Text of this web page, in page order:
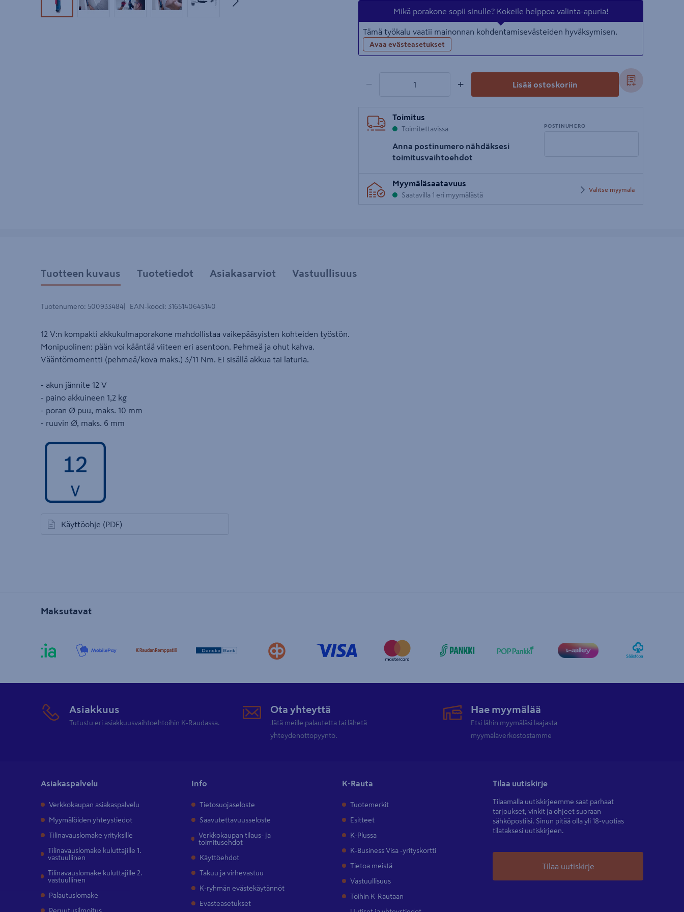
Tuotekuva 1Tuotekuva 2Tuotekuva 3Tuotekuva 4Tuotekuva 5
Mikä porakone sopii sinulle? Kokeile helppoa valinta-apuria!
Tämä työkalu vaatii mainonnan kohdentamisevästeiden hyväksymisen.
Avaa evästeasetukset
− + Lisää ostoskoriin
Toimitus
Toimitettavissa
Anna postinumero nähdäksesi
toimitusvaihtoehdot
POSTINUMERO
postinumero
Myymäläsaatavuus
Saatavilla 1 eri myymälästä
Valitse myymälä
Tuotteen kuvaus Tuotetiedot Asiakasarviot Vastuullisuus
Tuotenumero: 500933484 EAN-koodi: 3165140645140
12 V:n kompakti akkukulmaporakone mahdollistaa vaikepääsyisten kohteiden työstön.
Monipuolinen: pään voi kääntää viiteen eri asentoon. Pehmeä ja ohut kahva.
Vääntömomentti (pehmeä/kova maks.) 3/11 Nm. Ei sisällä akkua tai laturia.
- akun jännite 12 V
- paino akkuineen 1,2 kg
- poran Ø puu, maks. 10 mm
- ruuvin Ø, maks. 6 mm
Käyttöohje (PDF)
avautuu uuteen välilehteen
Maksutavat
Asiakkuus
Tutustu eri asiakkuusvaihtoehtoihin K-Raudassa.
Ota yhteyttä
Jätä meille palautetta tai lähetä
yhteydenottopyyntö.
Hae myymälää
Etsi lähin myymäläsi laajasta
myymäläverkostostamme
Asiakaspalvelu
Verkkokaupan asiakaspalvelu
Myymälöiden yhteystiedot
Tilinavauslomake yrityksille
Tilinavauslomake kuluttajille 1.
vastuullinen
Tilinavauslomake kuluttajille 2.
vastuullinen
Palautuslomake
Peruutusilmoitus
Info
Tietosuojaseloste
Saavutettavuusseloste
Verkkokaupan tilaus- ja
toimitusehdot
Käyttöehdot
Takuu ja virhevastuu
K-ryhmän evästekäytännöt
Evästeasetukset
K-Rauta
Tuotemerkit
Esitteet
K-Plussa
K-Business Visa -yrityskortti
Tietoa meistä
Vastuullisuus
Töihin K-Rautaan
Tilaa uutiskirje
Tilaamalla uutiskirjeemme saat parhaat
tarjoukset, vinkit ja ohjeet suoraan
sähköpostiisi. Sinun pitää olla yli 18-vuotias
tilataksesi uutiskirjeen.
Tilaa uutiskirje